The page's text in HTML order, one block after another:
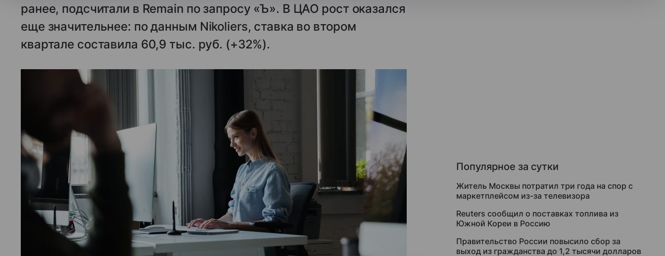
ранее, подсчитали в Remain по запросу «Ъ». В ЦАО рост оказался
еще значительнее: по данным Nikoliers, ставка во втором
квартале составила 60,9 тыс. руб. (+32%).
Популярное за сутки
Житель Москвы потратил три года на спор с
маркетплейсом из-за телевизора
Reuters сообщил о поставках топлива из
Южной Кореи в Россию
Правительство России повысило сбор за
выход из гражданства до 1,2 тысячи долларов